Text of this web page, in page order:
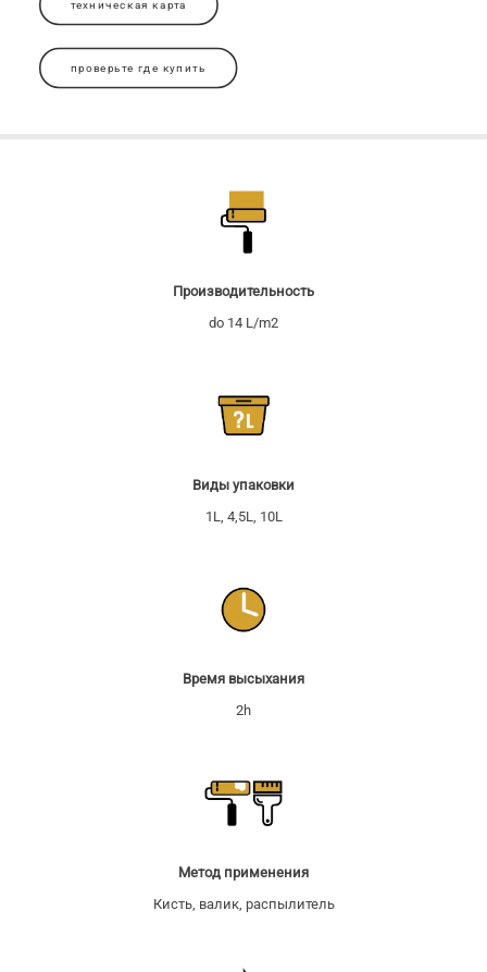
техническая карта
проверьте где купить
Производительность
do 14 L/m2
Виды упаковки
1L, 4,5L, 10L
Время высыхания
2h
Метод применения
Кисть, валик, распылитель